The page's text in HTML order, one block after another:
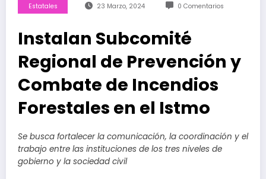
Estatales 23 Marzo, 2024 0 Comentarios
Instalan Subcomité
Regional de Prevención y
Combate de Incendios
Forestales en el Istmo
Se busca fortalecer la comunicación, la coordinación y el
trabajo entre las instituciones de los tres niveles de
gobierno y la sociedad civil